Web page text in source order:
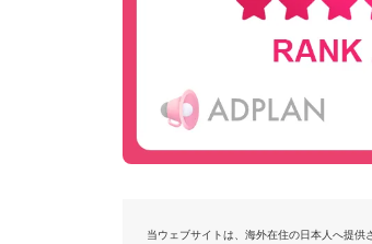
当ウェブサイトは、海外在住の日本人へ提